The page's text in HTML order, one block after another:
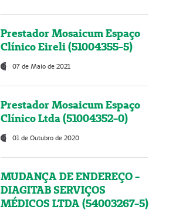
Prestador Mosaicum Espaço
Clínico Eireli (51004355-5)
07 de Maio de 2021
Prestador Mosaicum Espaço
Clínico Ltda (51004352-0)
01 de Outubro de 2020
MUDANÇA DE ENDEREÇO -
DIAGITAB SERVIÇOS
MÉDICOS LTDA (54003267-5)